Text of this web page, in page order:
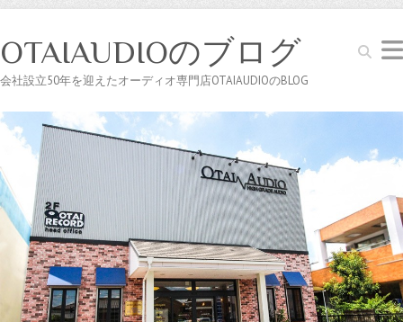
Search
OTAIAUDIOのブログ
会社設立50年を迎えたオーディオ専門店OTAIAUDIOのBLOG